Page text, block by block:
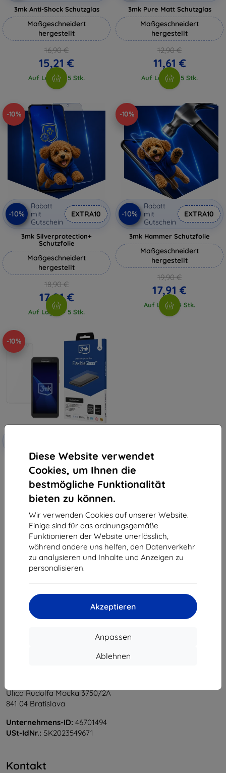
Diese Website verwendet
Cookies, um Ihnen die
bestmögliche Funktionalität
bieten zu können.
Wir verwenden Cookies auf unserer Website.
Einige sind für das ordnungsgemäße
Funktionieren der Website unerlässlich,
während andere uns helfen, den Datenverkehr
zu analysieren und Inhalte und Anzeigen zu
personalisieren.
Akzeptieren
Anpassen
Ablehnen
3mk Anti-Shock Schutzglas
Maßgeschneidert
hergestellt
16,90 €
15,21 €
Auf Lager > 5 Stk.
3mk Pure Matt Schutzglas
Maßgeschneidert
hergestellt
12,90 €
11,61 €
Auf Lager > 5 Stk.
-10%
-10%
Rabatt
mit
Gutschein
EXTRA10
3mk Silverprotection+
Schutzfolie
Maßgeschneidert
hergestellt
18,90 €
17,01 €
Auf Lager > 5 Stk.
-10%
-10%
Rabatt
mit
Gutschein
EXTRA10
3mk Hammer Schutzfolie
Maßgeschneidert
hergestellt
19,90 €
17,91 €
Auf Lager 4 Stk.
-10%
3mk FlexibleGlass
Hybridschutzglas für Honeywell
CT37
10,90 €
9,81 €
Auf Lager > 5 Stk.
1
Ulica Rudolfa Mocka 3750/2A
841 04 Bratislava
Unternehmens-ID: 46701494
USt-IdNr.: SK2023549671
Kontakt